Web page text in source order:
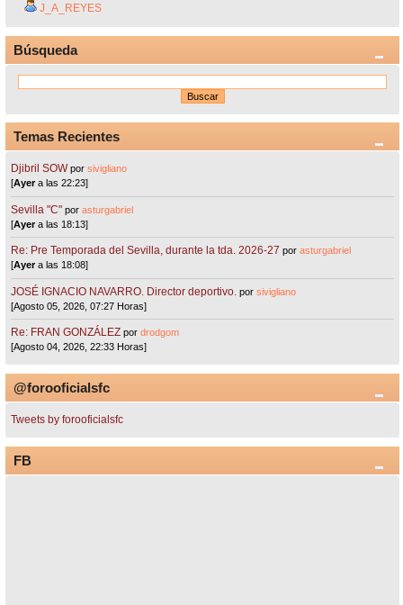
J_A_REYES
Búsqueda
Temas Recientes
Djibril SOW porsivigliano
[Ayera las 22:23]
Sevilla "C"porasturgabriel
[Ayera las 18:13]
Re: Pre Temporada del Sevilla, durante la tda. 2026-27 porasturgabriel
[Ayera las 18:08]
JOSÉ IGNACIO NAVARRO. Director deportivo. porsivigliano
[Agosto 05, 2026, 07:27 Horas]
Re: FRAN GONZÁLEZ pordrodgom
[Agosto 04, 2026, 22:33 Horas]
@forooficialsfc
Tweets by forooficialsfc
FB